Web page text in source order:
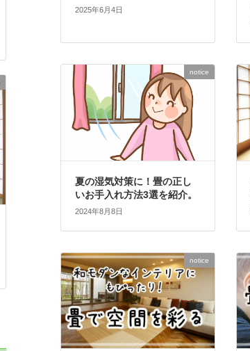
2025年6月4日
notice
夏の湿気対策に！畳の正し
いお手入れ方法3選を紹介。
2024年8月8日
notice